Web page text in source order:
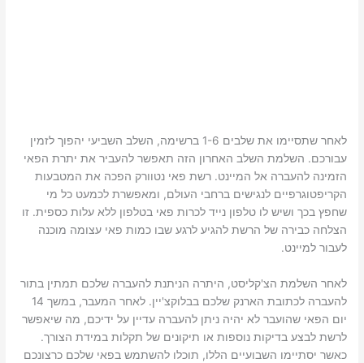
לאחר שתסיימו את שלבים 1-6 ברשימה, השלב השביעי יהפוך לזמין
עבורכם. השלמת השלב האחרון הזה תאפשר להעביר את יתרת הפאי
הזמינה להעברה אל המיינט. רשת פאי נטוורק הפכה את המטבעות
הקריפטוגרפיים לנגישים ברחבי העולם, ומאפשרת לכמעט כל מי
שחפץ בכך ושיש לו טלפון נייד לכרות פאי בטלפון ללא עלות כספית. זו
הצלחה כבירה של הרשת להגיע לרגע שבו כמות פאי עצומה מוכנה
לעבור למיינט.
לאחר השלמת הצ'קליסט, היתרה הניתנת להעברה שלכם תמתין בתור
להעברה לכתובת הארנק שלכם בבלוקצ'יין. לאחר המעבר, במשך 14
יום הפאי שהועבר לא יהיה ניתן להעברה עדיין על ידיכם, מה שיאפשר
לרשת לבצע בדיקות נוספות או תיקונים של תקלות במידת הצורך.
כאשר יסתיימו השבועיים הללו, תוכלו להשתמש בפאי שלכם כרצונכם